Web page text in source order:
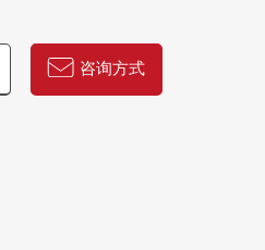
咨询方式